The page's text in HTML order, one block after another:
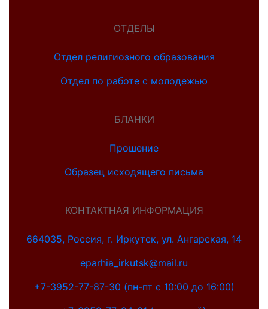
ОТДЕЛЫ
Отдел религиозного образования
Отдел по работе с молодежью
БЛАНКИ
Прошение
Образец исходящего письма
КОНТАКТНАЯ ИНФОРМАЦИЯ
664035, Россия, г. Иркутск, ул. Ангарская, 14
eparhia_irkutsk@mail.ru
+7-3952-77-87-30 (пн-пт с 10:00 до 16:00)